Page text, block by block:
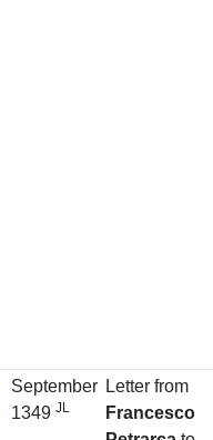
September
1349JL
Letter from
Francesco